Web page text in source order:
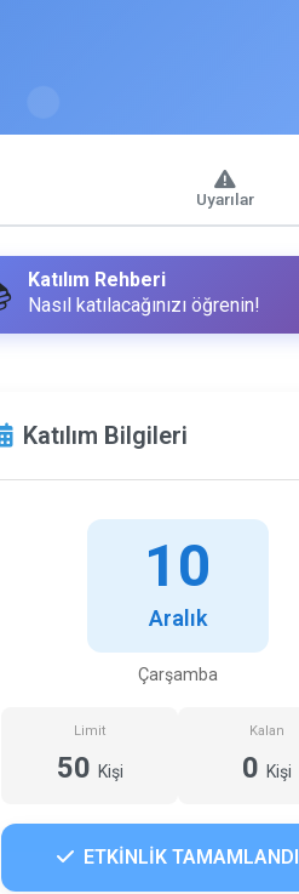
Uyarılar
Katılım Rehberi
Nasıl katılacağınızı öğrenin!
Katılım Bilgileri
10
Aralık
Çarşamba
Limit
50 Kişi
Kalan
0 Kişi
ETKİNLİK TAMAMLANDI